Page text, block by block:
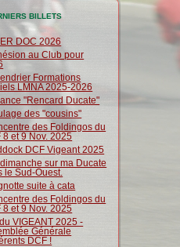
BILLETS
DOC 2026
au Club pour
Formations
LMNA 2025-2026
"Rencard Ducate"
des "cousins"
des Foldingos du
8 et 9 Nov. 2025
DCF Vigeant 2025
sur ma Ducate
le Sud-Ouest.
suite à cata
des Foldingos du
8 et 9 Nov. 2025
VIGEANT 2025 -
Générale
DCF !